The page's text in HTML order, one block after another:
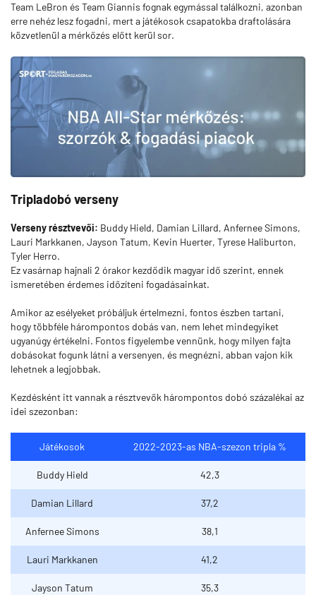
Team LeBron és Team Giannis fognak egymással találkozni, azonban
erre nehéz lesz fogadni, mert a játékosok csapatokba draftolására
közvetlenül a mérkőzés előtt kerül sor.
Tripladobó verseny
Verseny résztvevői: Buddy Hield, Damian Lillard, Anfernee Simons,
Lauri Markkanen, Jayson Tatum, Kevin Huerter, Tyrese Haliburton,
Tyler Herro.
Ez vasárnap hajnali 2 órakor kezdődik magyar idő szerint, ennek
ismeretében érdemes időzíteni fogadásainkat.
Amikor az esélyeket próbáljuk értelmezni, fontos észben tartani,
hogy többféle hárompontos dobás van, nem lehet mindegyiket
ugyanúgy értékelni. Fontos figyelembe vennünk, hogy milyen fajta
dobásokat fogunk látni a versenyen, és megnézni, abban vajon kik
lehetnek a legjobbak.
Kezdésként itt vannak a résztvevők hárompontos dobó százalékai az
idei szezonban:
Játékosok 2022-2023-as NBA-szezon tripla %
Buddy Hield 42,3
Damian Lillard 37,2
Anfernee Simons 38,1
Lauri Markkanen 41,2
Jayson Tatum 35,3